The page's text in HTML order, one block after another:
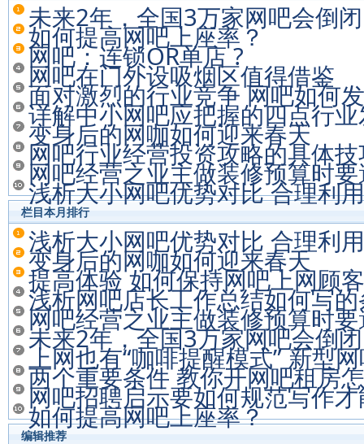
未来2年，全国3万家网吧会倒
如何提高网吧上座率？
网吧：连锁OR单店 ?
网吧在门外设吸烟区值得借鉴
面对激烈的行业竞争 网吧如何
详解中小网吧应把握的四点行
变身后的网咖如何迎来春天
网吧行业经营投资攻略的具体
网吧经营之业主做装修预算时
浅析大小网吧优势对比 合理利
栏目本月排行
浅析大小网吧优势对比 合理利
变身后的网咖如何迎来春天
提高体验 如何保持网吧上网顾
浅析网吧店长工作总结如何写
网吧经营之业主做装修预算时
未来2年，全国3万家网吧会倒
上网也有“咖啡提醒模式” 新型
两个重要条件 教你开网吧租房
网吧招聘启示要如何规范写作
如何提高网吧上座率？
编辑推荐